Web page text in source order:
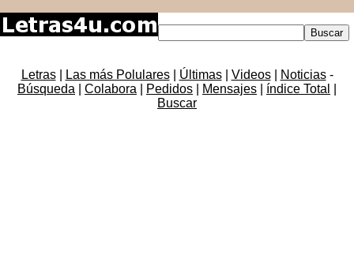
Letras| Las más Polulares| Últimas| Videos| Noticias-
Búsqueda
Colabora Pedidos Mensajes índice Total
Buscar